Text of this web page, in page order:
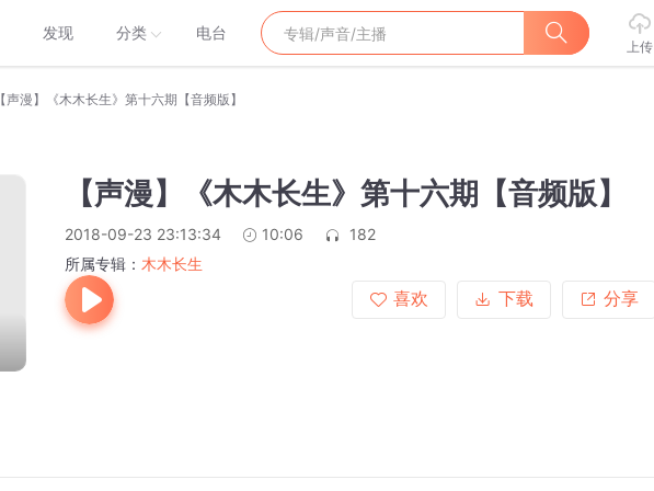
发现 分类 电台
上传
【声漫】《木木长生》第十六期【音频版】
【声漫】《木木长生》第十六期【音频版】
2018-09-23 23:13:34 10:06
182
所属专辑： 木木长生
喜欢
下载 分享